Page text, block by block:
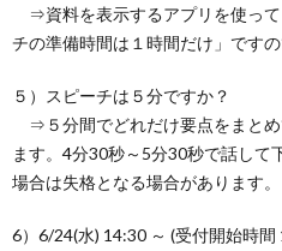
⇒資料を表示するアプリを使っ
チの準備時間は１時間だけ」ですの
５）スピーチは５分ですか？
⇒５分間でどれだけ要点をまとめ
ます。4分30秒～5分30秒で話して
場合は失格となる場合があります。
6）6/24(水) 14:30 ～ (受付開始時